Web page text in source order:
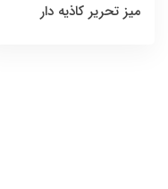
میز تحریر کاذیه دار